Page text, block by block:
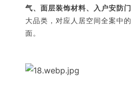
气、面层装饰材料、入户安防
大品类，对应人居空间全案中
面。